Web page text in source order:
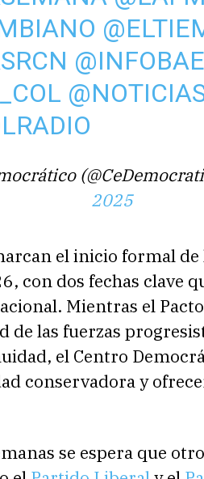
2025
el inicio formal de
con dos fechas clave
Mientras el
de las fuerzas
el Centro
conservadora y
se espera que